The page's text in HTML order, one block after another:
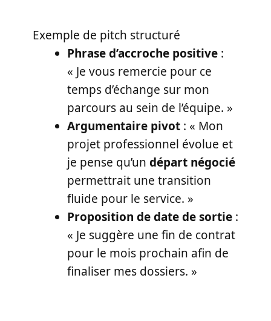
Exemple de pitch structuré
Phrase d’accroche positive:
« Je vous remercie pour ce
temps d’échange sur mon
parcours au sein de l’équipe. »
Argumentaire pivot: « Mon
projet professionnel évolue et
je pense qu’un départ négocié
permettrait une transition
fluide pour le service. »
Proposition de date de sortie:
« Je suggère une fin de contrat
pour le mois prochain afin de
finaliser mes dossiers. »